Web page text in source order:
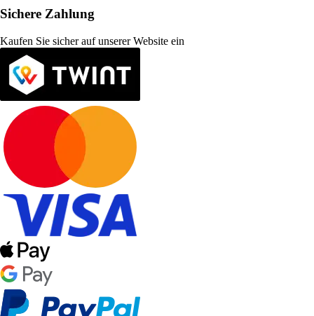
Sichere Zahlung
Kaufen Sie sicher auf unserer Website ein